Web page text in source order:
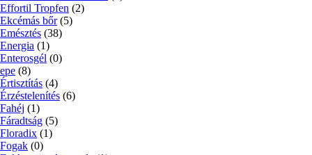
Effortil Tropfen (2)
Ekcémás bőr (5)
Emésztés (38)
Energia (1)
Enterosgél (0)
epe (8)
Értisztítás (4)
Érzéstelenítés (6)
Fahéj (1)
Fáradtság (5)
Floradix (1)
Fogak (0)